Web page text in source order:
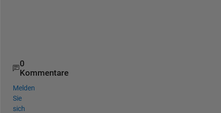
0
Kommentare
Melden
Sie
sich